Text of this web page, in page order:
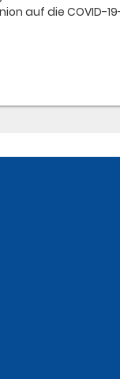
auf die COVID-